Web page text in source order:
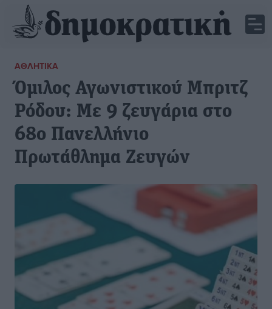
ΑΘΛΗΤΙΚΆ
Όμιλος Αγωνιστικού Μπριτζ
Ρόδου: Με 9 ζευγάρια στο
68ο Πανελλήνιο
Πρωτάθλημα Ζευγών